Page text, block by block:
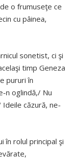
o frumuseţe ce
cu pâinea,
sonetist, ci şi
timp Geneza
pururi în
n oglindă,/ Nu
căzură, ne-
în rolul principal şi